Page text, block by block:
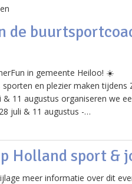
de
in gemeente Heiloo! ☀️
en plezier maken tijdens
& 11 augustus organiseren we
juli & 11 augustus -…
Holland sport &
meer informatie over dit